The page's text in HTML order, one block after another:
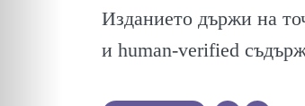
ПСИХОЛОГИЯИзданието държи на
и human-verified